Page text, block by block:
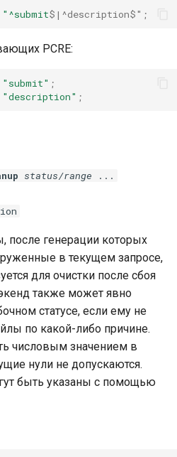
"^submit$|^description$" ;
PCRE:
"submit" ;
"description" ;
status/range ...
после генерации которых
в текущем запросе,
для очистки после сбоя
также может явно
статусе, если ему не
по какой-либо причине.
числовым значением в
нули не допускаются.
быть указаны с помощью